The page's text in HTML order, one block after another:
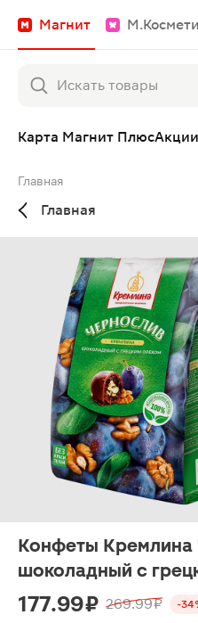
Магнит
Карта Магнит ПлюсАкции
Главная
Главная
Конфеты Кремлина
шоколадный с
177.99 ₽ 269.99 ₽ -